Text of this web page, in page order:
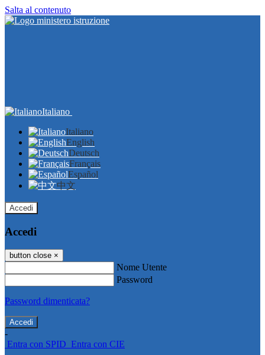
Salta al contenuto
Italiano
Italiano
English
Deutsch
Français
Español
中文
Accedi
Accedi
button close ×
Nome Utente
Password
Password dimenticata?
-
Entra con SPID Entra con CIE